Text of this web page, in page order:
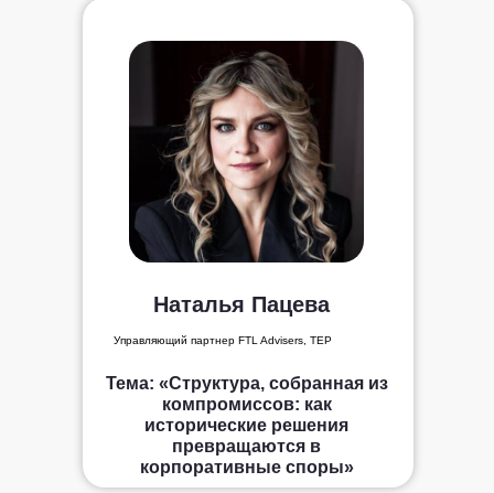
Наталья Пацева
Тема: «Структура, собранная из
компромиссов: как
исторические решения
превращаются в
корпоративные споры»
Управляющий партнер FTL Advisers, TEP